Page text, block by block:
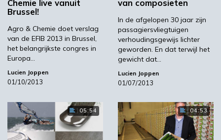
Chemie live vanuit
Brussel!
Agro & Chemie doet verslag
van de EFIB 2013 in Brussel,
het belangrijkste congres in
Europa…
Lucien Joppen
01/10/2013
van composieten
In de afgelopen 30 jaar zijn
passagiersvliegtuigen
verhoudingsgewijs lichter
geworden. En dat terwijl het
gewicht dat…
Lucien Joppen
01/07/2013
05:54 04:53